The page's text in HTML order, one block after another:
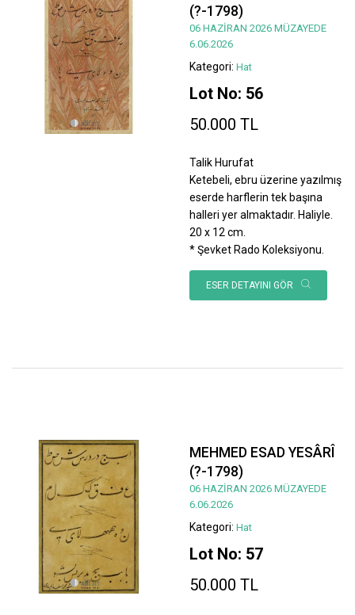
(?-1798)
06 HAZİRAN 2026 MÜZAYEDE
6.06.2026
Kategori: Hat
Lot No: 56
50.000 TL
Talik Hurufat
Ketebeli, ebru üzerine yazılmış
eserde harflerin tek başına
halleri yer almaktadır. Haliyle.
20 x 12 cm.
* Şevket Rado Koleksiyonu.
ESER DETAYINI GÖR
MEHMED ESAD YESÂRÎ
(?-1798)
06 HAZİRAN 2026 MÜZAYEDE
6.06.2026
Kategori: Hat
Lot No: 57
50.000 TL